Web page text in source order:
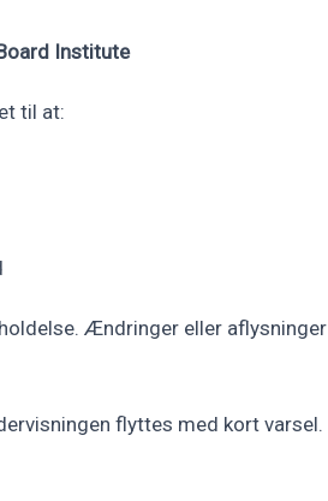
Institute
til at:
Ændringer eller
flyttes med kort varsel.